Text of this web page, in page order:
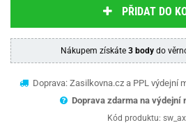
PŘIDAT DO
Nákupem získáte 3 bodydo
Doprava: Zasilkovna.cz a PPL výdejní
Doprava zdarma na výdejní
Kód produktu: